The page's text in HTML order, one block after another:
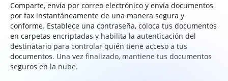
Comparte, envía por correo electrónico y envía documentos
por fax instantáneamente de una manera segura y
conforme. Establece una contraseña, coloca tus documentos
en carpetas encriptadas y habilita la autenticación del
destinatario para controlar quién tiene acceso a tus
documentos. Una vez finalizado, mantiene tus documentos
seguros en la nube.